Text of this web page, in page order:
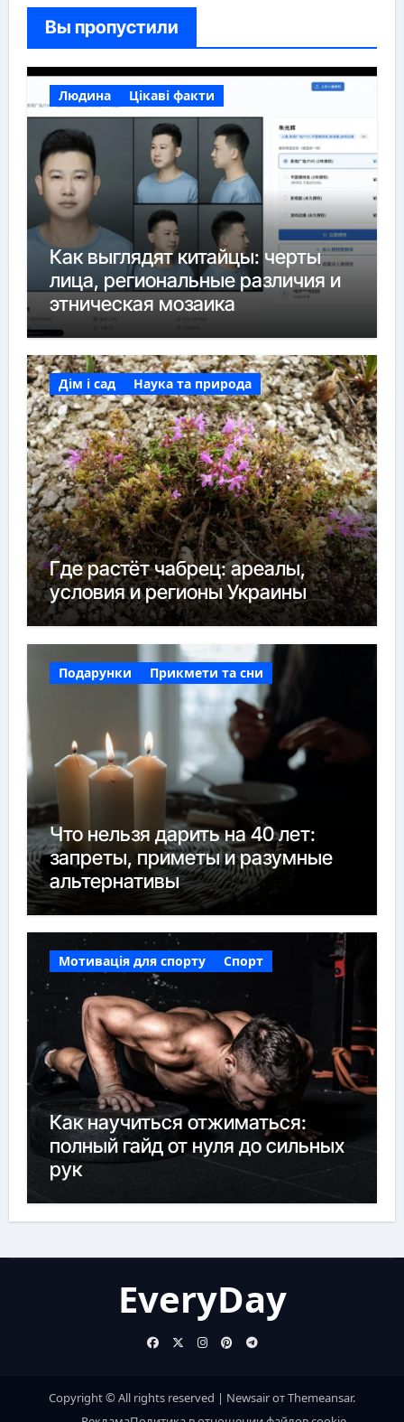
Вы пропустили
Людина Цікаві факти
Как выглядят китайцы: черты
лица, региональные различия и
этническая мозаика
Дім і сад Наука та природа
Где растёт чабрец: ареалы,
условия и регионы Украины
Подарунки Прикмети та сни
Что нельзя дарить на 40 лет:
запреты, приметы и разумные
альтернативы
Мотивація для спорту Спорт
Как научиться отжиматься:
полный гайд от нуля до сильных
рук
EveryDay
Copyright © All rights reserved | NewsairотThemeansar.